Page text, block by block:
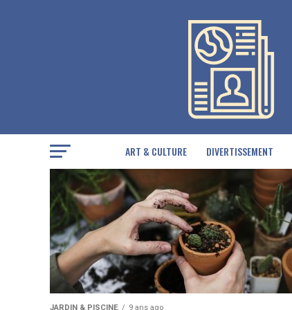
ART & CULTURE DIVERTISSEMENT
JARDIN & PISCINE 9 ans ago